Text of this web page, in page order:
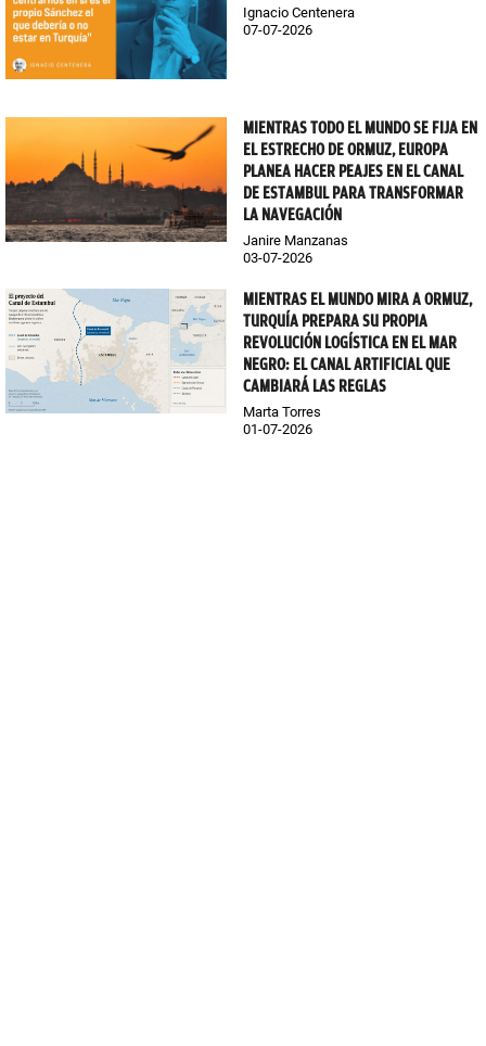
Ignacio Centenera
07-07-2026
MIENTRAS TODO EL MUNDO SE FIJA EN
EL ESTRECHO DE ORMUZ, EUROPA
PLANEA HACER PEAJES EN EL CANAL
DE ESTAMBUL PARA TRANSFORMAR
LA NAVEGACIÓN
Janire Manzanas
03-07-2026
MIENTRAS EL MUNDO MIRA A ORMUZ,
TURQUÍA PREPARA SU PROPIA
REVOLUCIÓN LOGÍSTICA EN EL MAR
NEGRO: EL CANAL ARTIFICIAL QUE
CAMBIARÁ LAS REGLAS
Marta Torres
01-07-2026